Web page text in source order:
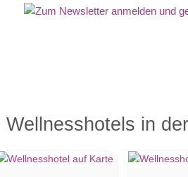
Wellnesshotels in